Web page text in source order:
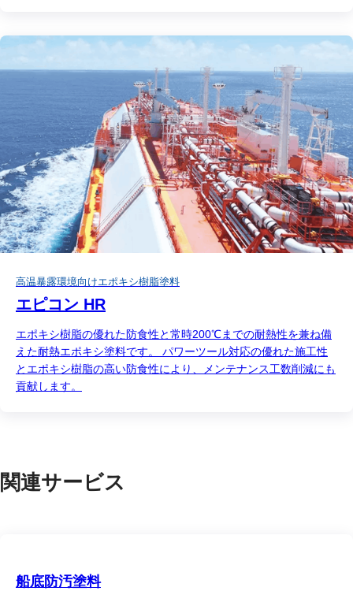
高温暴露環境向けエポキシ樹脂塗料
エピコン HR
エポキシ樹脂の優れた防食性と常時200℃までの耐熱性を兼ね備
えた耐熱エポキシ塗料です。 パワーツール対応の優れた施工性
とエポキシ樹脂の高い防食性により、メンテナンス工数削減にも
貢献します。
関連サービス
船底防汚塗料